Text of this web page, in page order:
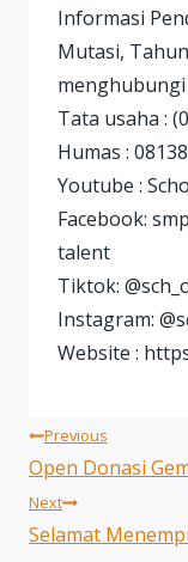
Informasi
Mutasi,
Tata usaha :
Humas :
Youtube :
Facebook:
talent
Tiktok:
Instagram:
Website :
Post
Previous
Open Donasi
Next
Selamat